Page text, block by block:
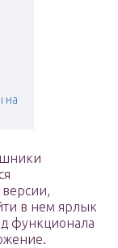
на
в нем ярлык
функционала